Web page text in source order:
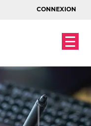
CONNEXION